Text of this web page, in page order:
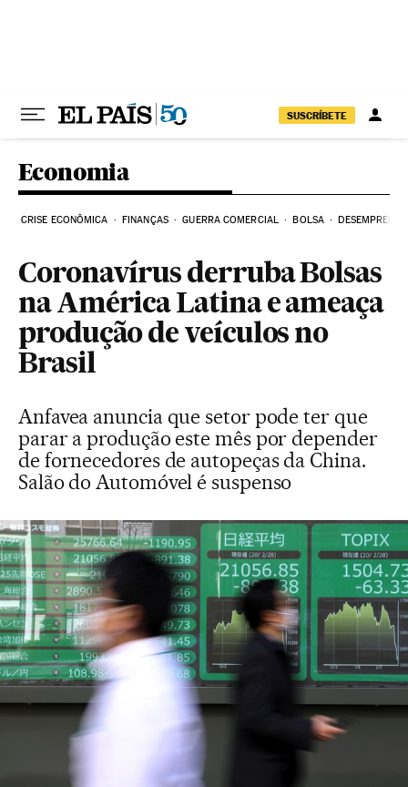
SUSCRÍBETE
Economia
CRISE ECONÔMICA FINANÇAS GUERRA COMERCIAL BOLSA DESEMPREGO
Coronavírus derruba Bolsas
na América Latina e ameaça
produção de veículos no
Brasil
Anfavea anuncia que setor pode ter que
parar a produção este mês por depender
de fornecedores de autopeças da China.
Salão do Automóvel é suspenso